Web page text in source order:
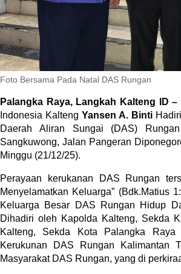
Foto Bersama Pada Natal DAS Rungan
Palangka Raya, Langkah Kalteng ID –
Indonesia Kalteng Yansen A. Binti
Daerah Aliran Sungai (DAS)
Sangkuwong, Jalan Pangeran
Minggu (21/12/25).
Perayaan kerukanan DAS Rungan
Menyelamatkan Keluarga” (Bdk.Matius
Keluarga Besar DAS Rungan Hidup
Dihadiri oleh Kapolda Kalteng, Sekda
Kalteng, Sekda Kota Palangka
Kerukunan DAS Rungan Kalimantan
Masyarakat DAS Rungan, yang di